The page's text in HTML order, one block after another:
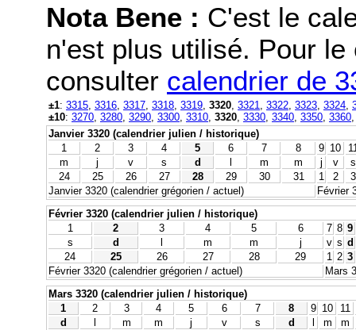
Nota Bene : C'est le
n'est plus utilisé. Pour
consulter calendrier de
±1: 3315 3316 3317 3318 3319 3320 3321 3322 3323 3324
±10: 3270 3280 3290 3300 3310 3320 3330 3340 3350 3360
Janvier 3320 (calendrier julien / historique)
1
2 3 4 5 6 7 8 9 10
m
j v s d l m m j v
s
24
25 26 27 28 29 30 31 1 2
3
Janvier 3320 (calendrier grégorien / actuel)
Février
Février 3320 (calendrier julien / historique)
1
2 3 4 5 6 7 8 9
s
d m m j v s d
24
25 26 27 28 29 1 2 3
Février 3320 (calendrier grégorien / actuel)
Mars
Mars 3320 (calendrier julien / historique)
1
2 3 4 5 6 7 8 9 10
11
d
m m j v s d m
m